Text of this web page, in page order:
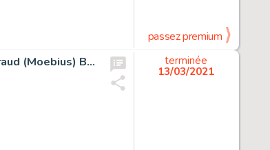
passez premium
Blueberry Fort Navajo #1 Planche 17 (Pilote 228, 1964). Jean Giraud (Moebius) Blueberry Fort Navajo #1 Story Page 17 Original Art (Pilote 228, 1964).
terminée
13/03/2021